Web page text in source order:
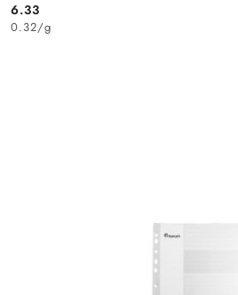
Cena:
6.33
0.32/g